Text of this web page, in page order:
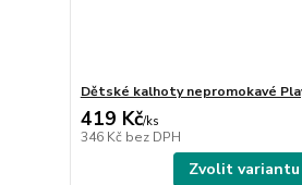
Dětské kalhoty nepromokavé
419 Kč/ks
346 Kč bez DPH
Zvolit variantu